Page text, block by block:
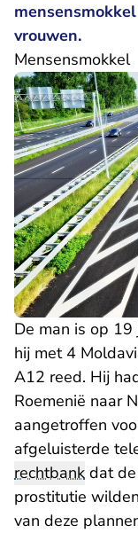
vrouwen.
Mensensmokkel
De man is op
hij met 4
A12 reed. Hij
Roemenië naar
aangetroffen
afgeluisterde
rechtbank dat
prostitutie
van deze